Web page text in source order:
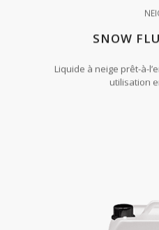
SNOW
Liquide à neige prêt-à-
utilisation